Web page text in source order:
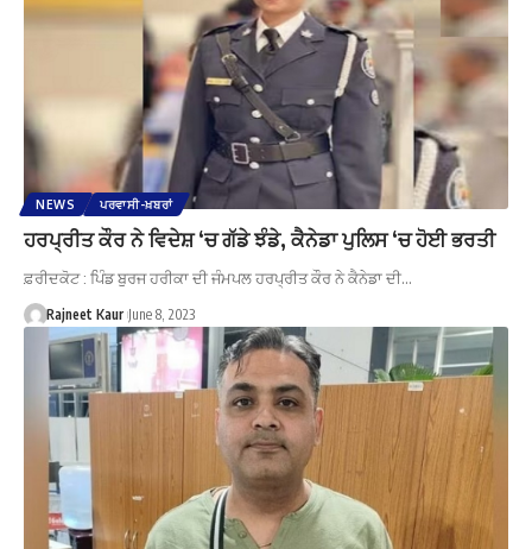
NEWS ਪਰਵਾਸੀ-ਖ਼ਬਰਾਂ
ਹਰਪ੍ਰੀਤ ਕੌਰ ਨੇ ਵਿਦੇਸ਼ ‘ਚ ਗੱਡੇ ਝੰਡੇ, ਕੈਨੇਡਾ ਪੁਲਿਸ ‘ਚ ਹੋਈ ਭਰਤੀ
ਫ਼ਰੀਦਕੋਟ : ਪਿੰਡ ਬੁਰਜ ਹਰੀਕਾ ਦੀ ਜੰਮਪਲ ਹਰਪ੍ਰੀਤ ਕੌਰ ਨੇ ਕੈਨੇਡਾ ਦੀ…
Rajneet Kaur June 8, 2023